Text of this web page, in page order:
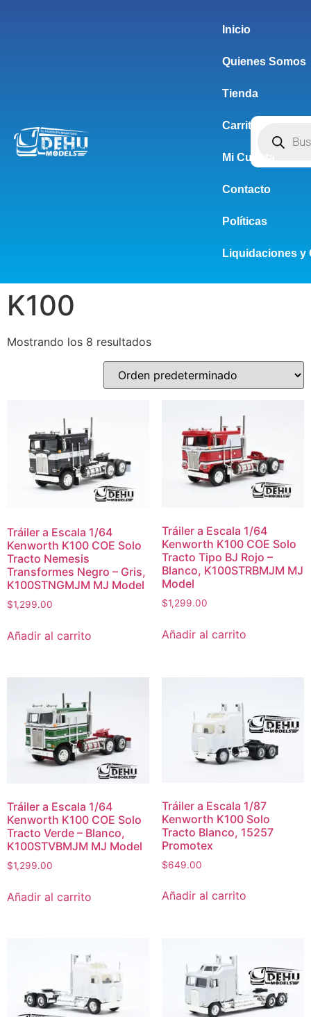
Inicio
Quienes Somos
Tienda
Carrito
Mi Cuenta
Contacto
Políticas
Liquidaciones y
K100
Mostrando los 8 resultados
Tráiler a Escala 1/64
Kenworth K100 COE Solo
Tracto Nemesis
Transformes Negro – Gris,
K100STNGMJM MJ Model
$1,299.00
Añadir al carrito
Tráiler a Escala 1/64
Kenworth K100 COE Solo
Tracto Tipo BJ Rojo –
Blanco, K100STRBMJM MJ
Model
$1,299.00
Añadir al carrito
Tráiler a Escala 1/64
Kenworth K100 COE Solo
Tracto Verde – Blanco,
K100STVBMJM MJ Model
$1,299.00
Añadir al carrito
Tráiler a Escala 1/87
Kenworth K100 Solo
Tracto Blanco, 15257
Promotex
$649.00
Añadir al carrito